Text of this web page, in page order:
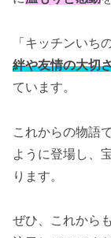
「キッチンいち
絆や友情の大切
ています。
これからの物語
ように登場し、
ります。
ぜひ、これから